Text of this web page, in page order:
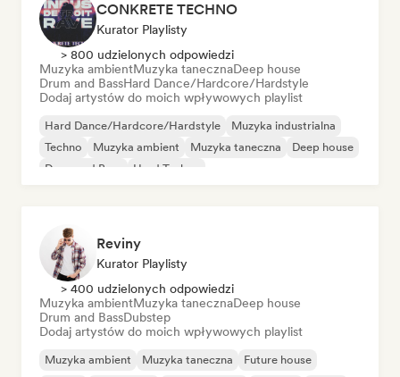
CONKRETE TECHNO
Kurator Playlisty
> 800 udzielonych odpowiedzi
Muzyka ambientMuzyka tanecznaDeep house
Drum and BassHard Dance/Hardcore/Hardstyle
Dodaj artystów do moich wpływowych playlist
Hard Dance/Hardcore/Hardstyle
Muzyka industrialna
Techno
Muzyka ambient Muzyka taneczna
Deep house
Drum and Bass
Hard Techno
Reviny
Kurator Playlisty
> 400 udzielonych odpowiedzi
Muzyka ambientMuzyka tanecznaDeep house
Drum and BassDubstep
Dodaj artystów do moich wpływowych playlist
Muzyka ambient Muzyka taneczna
Future house